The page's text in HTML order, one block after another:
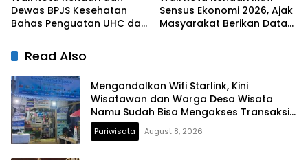
Dewas BPJS Kesehatan
Bahas Penguatan UHC dan
Kesehatan
Sensus Ekonomi 2026, Ajak
Masyarakat Berikan Data
Read Also
Mengandalkan Wifi Starlink, Kini
Wisatawan dan Warga Desa Wisata
Namu Sudah Bisa Mengakses Transaksi
Digital
Pariwisata August 8, 2026